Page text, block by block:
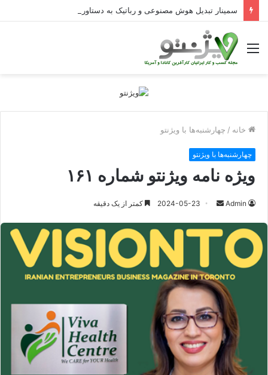
منو
خانه / چهارشنبه‌ها با ویژنتو
چهارشنبه‌ها با ویژنتو
ویژه نامه ویژنتو شماره ۱۶۱
Admin
ارسال2024-05-23 کمتر از یک دقیقه